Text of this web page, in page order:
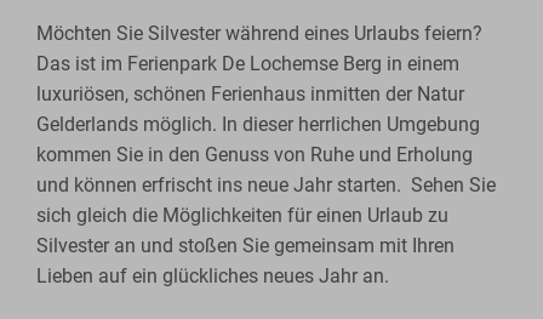
Möchten Sie Silvester während eines Urlaubs feiern?
Das ist im Ferienpark De Lochemse Berg in einem
luxuriösen, schönen Ferienhaus inmitten der Natur
Gelderlands möglich. In dieser herrlichen Umgebung
kommen Sie in den Genuss von Ruhe und Erholung
und können erfrischt ins neue Jahr starten. Sehen Sie
sich gleich die Möglichkeiten für einen Urlaub zu
Silvester an und stoßen Sie gemeinsam mit Ihren
Lieben auf ein glückliches neues Jahr an.